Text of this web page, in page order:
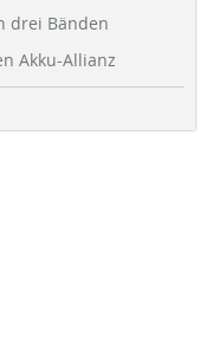
drei Bänden
Akku-Allianz